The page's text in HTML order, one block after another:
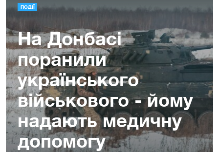
ПОДІЇ
На Донбасі
поранили
українського
військового - йому
надають медичну
допомогу